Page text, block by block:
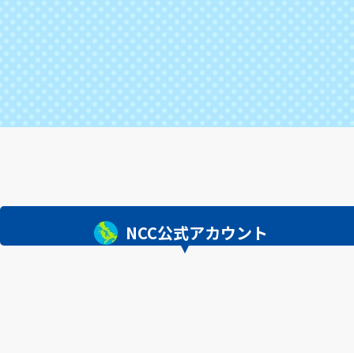
NCC公式アカウント